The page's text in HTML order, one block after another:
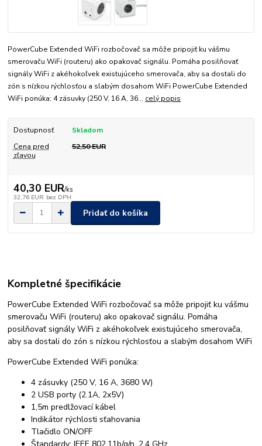
PowerCube Extended WiFi rozbočovač sa môže pripojiť ku vášmu
smerovaču WiFi (routeru) ako opakovač signálu. Pomáha posilňovať
signály WiFi z akéhokoľvek existujúceho smerovača, aby sa dostali do
zón s nízkou rýchlosťou a slabým dosahom WiFi PowerCube Extended
WiFi ponúka: 4 zásuvky (250 V, 16 A, 36... celý popis
Dostupnosť
Skladom
Cena pred
zľavou
52,50 EUR
40,30 EUR/ks
32,76 EUR bez DPH
Pridať do košíka
Kompletné špecifikácie
PowerCube Extended WiFi rozbočovač sa môže pripojiť ku vášmu
smerovaču WiFi (routeru) ako opakovač signálu. Pomáha
posilňovať signály WiFi z akéhokoľvek existujúceho smerovača,
aby sa dostali do zón s nízkou rýchlosťou a slabým dosahom WiFi
PowerCube Extended WiFi ponúka:
4 zásuvky (250 V, 16 A, 3680 W)
2 USB porty (2.1A, 2x5V)
1,5m predlžovací kábel
Indikátor rýchlosti sťahovania
Tlačidlo ON/OFF
Štandardy: IEEE 802.11b/g/n, 2,4 GHz